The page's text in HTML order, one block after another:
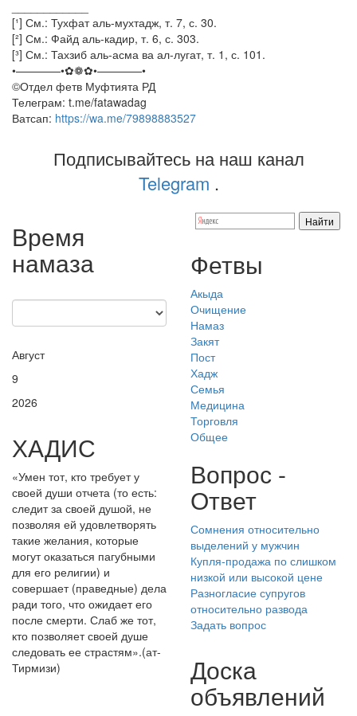
[¹] См.: Тухфат аль-мухтадж, т. 7, с. 30.
[²] См.: Файд аль-кадир, т. 6, с. 303.
[³] См.: Тахзиб аль-асма ва ал-лугат, т. 1, с. 101.
•————•✿❁✿•————•
©️Отдел фетв Муфтията РД
Телеграм: t.me/fatawadag
Ватсап: https://wa.me/79898883527
Подписывайтесь на наш канал
Telegram .
Время
намаза
Август
9
2026
ХАДИС
«Умен тот, кто требует у
своей души отчета (то есть:
следит за своей душой, не
позволяя ей удовлетворять
такие желания, которые
могут оказаться пагубными
для его религии) и
совершает (праведные) дела
ради того, что ожидает его
после смерти. Слаб же тот,
кто позволяет своей душе
следовать ее страстям».(ат-
Тирмизи)
Фетвы
Акыда
Очищение
Намаз
Закят
Пост
Хадж
Семья
Медицина
Торговля
Общее
Вопрос -
Ответ
Сомнения относительно
выделений у мужчин
Купля-продажа по слишком
низкой или высокой цене
Разногласие супругов
относительно развода
Задать вопрос
Доска
объявлений